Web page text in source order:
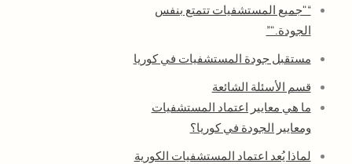
“"جميع المستشفيات تتمتع بنفس
الجودة."”
مستقبل جودة المستشفيات في كوريا
قسم الأسئلة الشائعة
ما هي معايير اعتماد المستشفيات
ومعايير الجودة في كوريا؟
لماذا يُعد اعتماد المستشفيات الكورية